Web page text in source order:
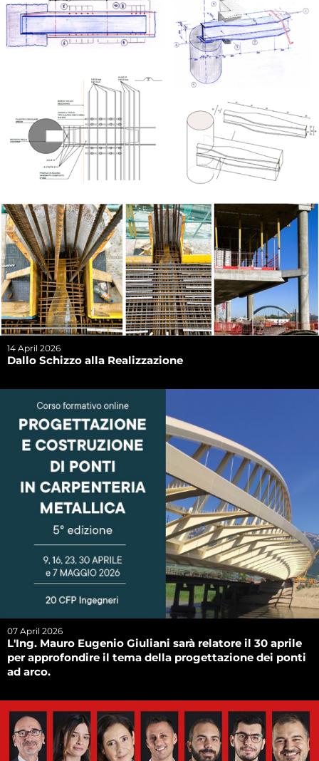
14 April 2026
Dallo Schizzo alla Realizzazione
07 April 2026
L'Ing. Mauro Eugenio Giuliani sarà relatore il 30 aprile
per approfondire il tema della progettazione dei ponti
ad arco.